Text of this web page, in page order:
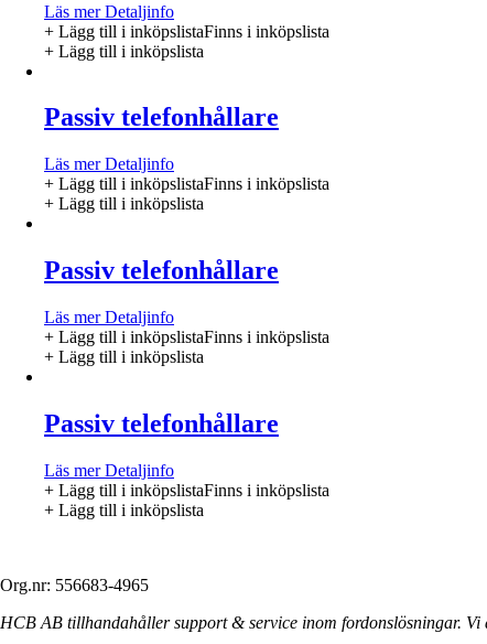
Läs merDetaljinfo
+ Lägg till i inköpslistaFinns i inköpslista
+ Lägg till i inköpslista
Passiv telefonhållare
Läs merDetaljinfo
+ Lägg till i inköpslistaFinns i inköpslista
+ Lägg till i inköpslista
Passiv telefonhållare
Läs merDetaljinfo
+ Lägg till i inköpslistaFinns i inköpslista
+ Lägg till i inköpslista
Passiv telefonhållare
Läs merDetaljinfo
+ Lägg till i inköpslistaFinns i inköpslista
+ Lägg till i inköpslista
Org.nr: 556683-4965
HCB AB tillhandahåller support & service inom fordonslösningar.